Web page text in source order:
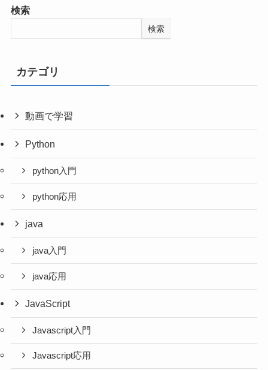
検索
検索
カテゴリ
動画で学習
Python
python入門
python応用
java
java入門
java応用
JavaScript
Javascript入門
Javascript応用